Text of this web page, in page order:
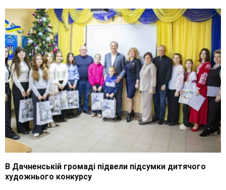
В Дачненській громаді підвели підсумки дитячого
художнього конкурсу